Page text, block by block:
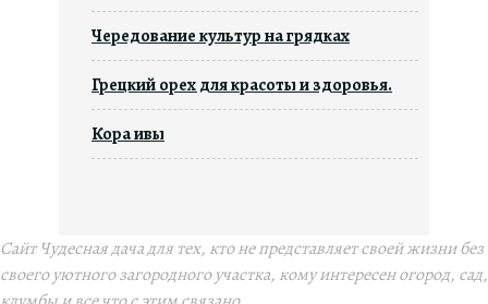
Чередование культур на грядках
Грецкий орех для красоты и здоровья.
Кора ивы
Сайт Чудесная дача для тех, кто не представляет своей жизни без
своего уютного загородного участка, кому интересен огород, сад,